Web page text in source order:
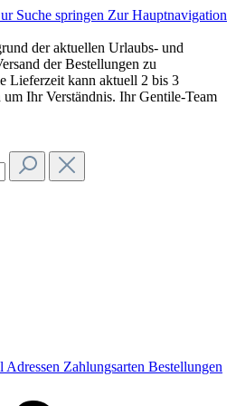
Suche springen Zur Hauptnavigation
der aktuellen Urlaubs- und
der Bestellungen zu
Lieferzeit kann aktuell 2 bis 3
Ihr Verständnis. Ihr Gentile-Team
Adressen Zahlungsarten Bestellungen